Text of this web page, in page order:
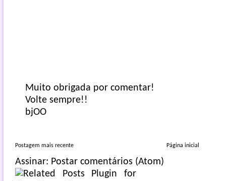
Muito obrigada por comentar!
Volte sempre!!
bjOO
Postagem mais recente Página inicial
Assinar: Postar comentários (Atom)